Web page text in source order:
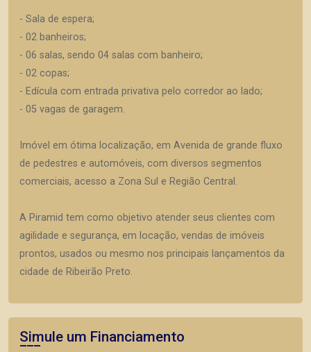
- Sala de espera;
- 02 banheiros;
- 06 salas, sendo 04 salas com banheiro;
- 02 copas;
- Edícula com entrada privativa pelo corredor ao lado;
- 05 vagas de garagem.
Imóvel em ótima localização, em Avenida de grande fluxo
de pedestres e automóveis, com diversos segmentos
comerciais, acesso a Zona Sul e Região Central.
A Piramid tem como objetivo atender seus clientes com
agilidade e segurança, em locação, vendas de imóveis
prontos, usados ou mesmo nos principais lançamentos da
cidade de Ribeirão Preto.
Simule um Financiamento